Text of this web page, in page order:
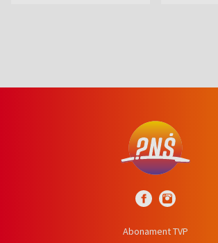
Abonament TVP